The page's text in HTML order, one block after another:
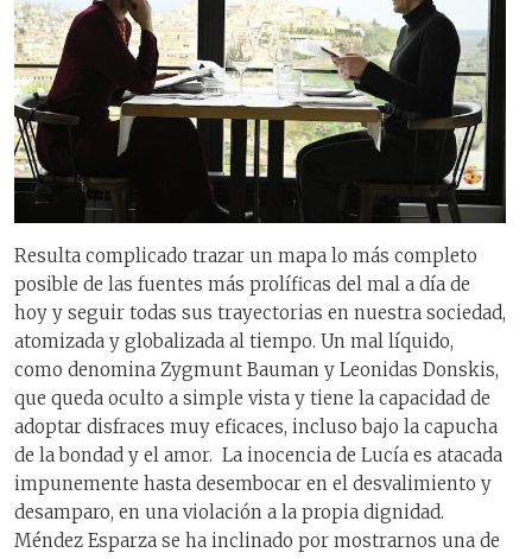
Resulta complicado trazar un mapa lo más completo
posible de las fuentes más prolíficas del mal a día de
hoy y seguir todas sus trayectorias en nuestra sociedad,
atomizada y globalizada al tiempo. Un mal líquido,
como denomina Zygmunt Bauman y Leonidas Donskis,
que queda oculto a simple vista y tiene la capacidad de
adoptar disfraces muy eficaces, incluso bajo la capucha
de la bondad y el amor. La inocencia de Lucía es atacada
impunemente hasta desembocar en el desvalimiento y
desamparo, en una violación a la propia dignidad.
Méndez Esparza se ha inclinado por mostrarnos una de